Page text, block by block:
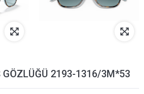
GÖZLÜĞÜ 2193-1316/3M*53